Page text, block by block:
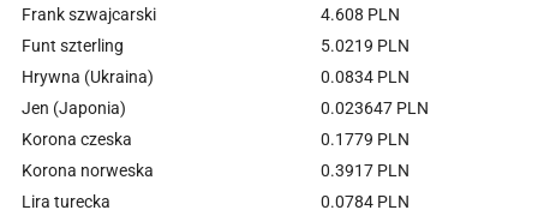
Frank szwajcarski
4.608 PLN
Funt szterling
5.0219 PLN
Hrywna (Ukraina)
0.0834 PLN
Jen (Japonia)
0.023647 PLN
Korona czeska
0.1779 PLN
Korona norweska
0.3917 PLN
Lira turecka
0.0784 PLN